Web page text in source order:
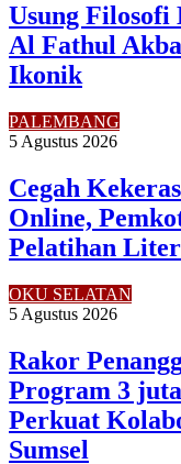
Usung
Al Fathul
Ikonik
PALEMBANG
5 Agustus 2026
Cegah
Online,
Pelatihan
OKU SELATAN
5 Agustus 2026
Rakor
Program 3
Perkuat
Sumsel